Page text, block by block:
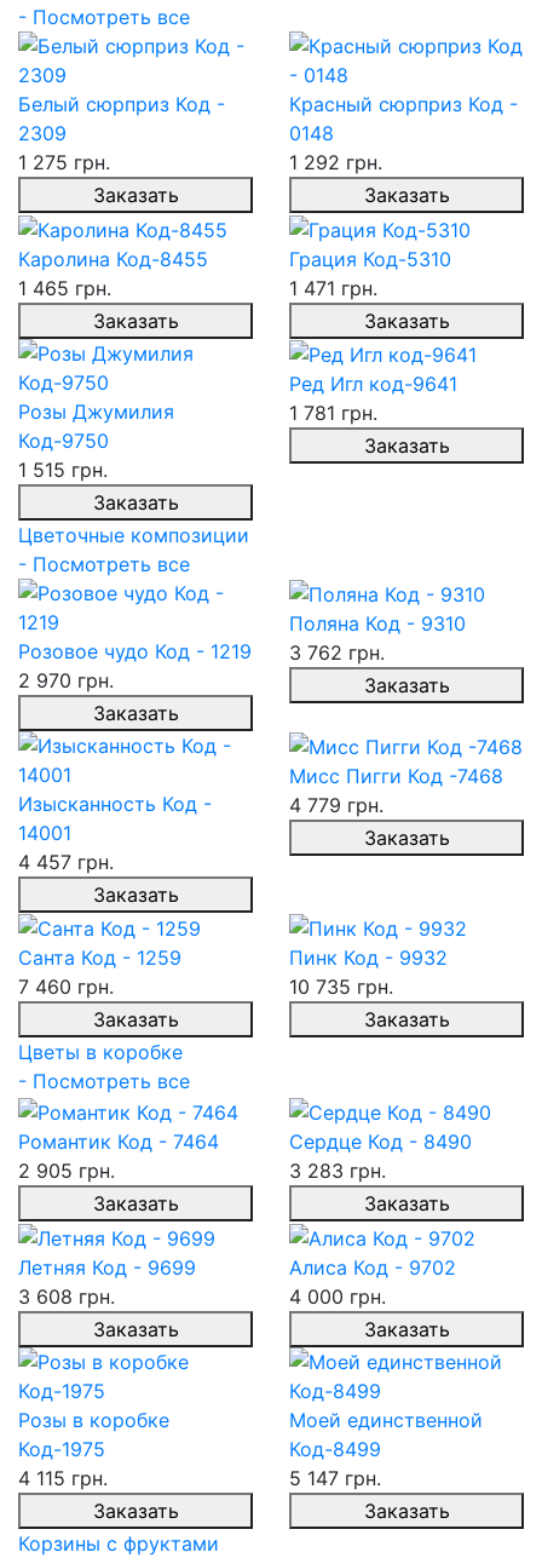
- Посмотреть все
Белый сюрприз Код -
2309
1 275 грн.
Заказать
Красный сюрприз Код -
0148
1 292 грн.
Заказать
Каролина Код-8455
1 465 грн.
Заказать
Грация Код-5310
1 471 грн.
Заказать
Розы Джумилия
Код-9750
1 515 грн.
Заказать
Ред Игл код-9641
1 781 грн.
Заказать
Цветочные композиции
- Посмотреть все
Розовое чудо Код - 1219
2 970 грн.
Заказать
Поляна Код - 9310
3 762 грн.
Заказать
Изысканность Код -
14001
4 457 грн.
Заказать
Мисс Пигги Код -7468
4 779 грн.
Заказать
Санта Код - 1259
7 460 грн.
Заказать
Пинк Код - 9932
10 735 грн.
Заказать
Цветы в коробке
- Посмотреть все
Романтик Код - 7464
2 905 грн.
Заказать
Сердце Код - 8490
3 283 грн.
Заказать
Летняя Код - 9699
3 608 грн.
Заказать
Алиса Код - 9702
4 000 грн.
Заказать
Розы в коробке
Код-1975
4 115 грн.
Заказать
Моей единственной
Код-8499
5 147 грн.
Заказать
Корзины с фруктами